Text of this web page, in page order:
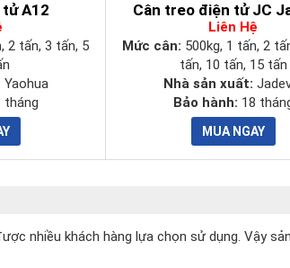
A12
2 tấn, 3 tấn, 5
Yaohua
tháng
Cân treo điện tử JC
Liên Hệ
Mức cân: 500kg, 1 tấn, 2
tấn, 10 tấn, 15 tấn
Nhà sản xuất:
Bảo hành: 18
nhiều khách hàng lựa chọn sử dụng. Vậy